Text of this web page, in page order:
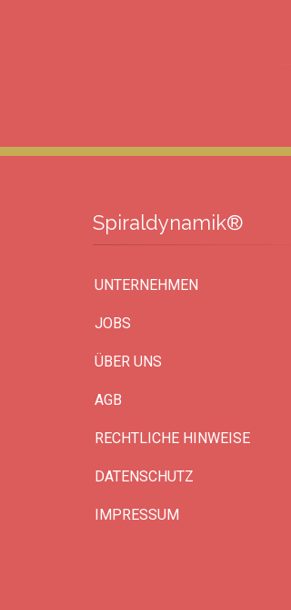
Spiraldynamik®
UNTERNEHMEN
JOBS
ÜBER UNS
AGB
RECHTLICHE HINWEISE
DATENSCHUTZ
IMPRESSUM